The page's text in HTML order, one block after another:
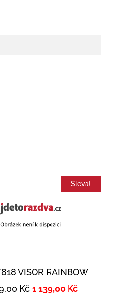
Sleva!
VISOR RAINBOW
Kč 1 139,00 Kč